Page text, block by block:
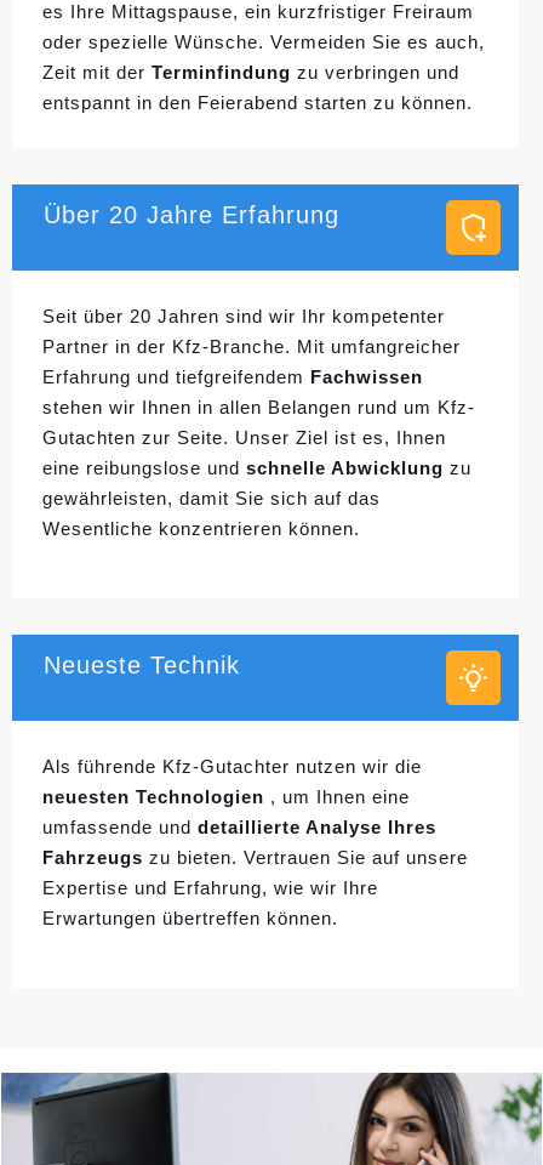
es Ihre Mittagspause, ein kurzfristiger Freiraum
oder spezielle Wünsche. Vermeiden Sie es auch,
Zeit mit der Terminfindung zu verbringen und
entspannt in den Feierabend starten zu können.
Über 20 Jahre Erfahrung
Seit über 20 Jahren sind wir Ihr kompetenter
Partner in der Kfz-Branche. Mit umfangreicher
Erfahrung und tiefgreifendem Fachwissen
stehen wir Ihnen in allen Belangen rund um Kfz-
Gutachten zur Seite. Unser Ziel ist es, Ihnen
eine reibungslose und schnelle Abwicklung zu
gewährleisten, damit Sie sich auf das
Wesentliche konzentrieren können.
Neueste Technik
Als führende Kfz-Gutachter nutzen wir die
neuesten Technologien , um Ihnen eine
umfassende und detaillierte Analyse Ihres
Fahrzeugs zu bieten. Vertrauen Sie auf unsere
Expertise und Erfahrung, wie wir Ihre
Erwartungen übertreffen können.